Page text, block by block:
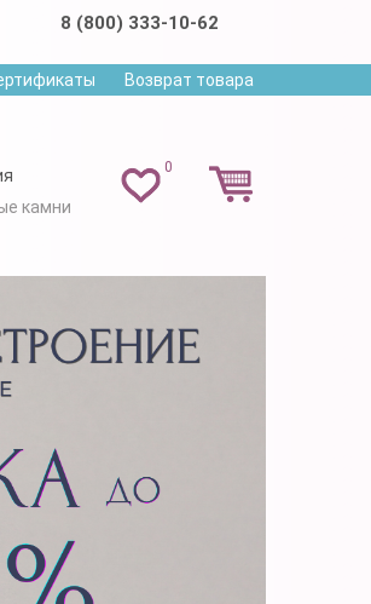
8 (800) 333-10-62
Возврат товара
0
камни